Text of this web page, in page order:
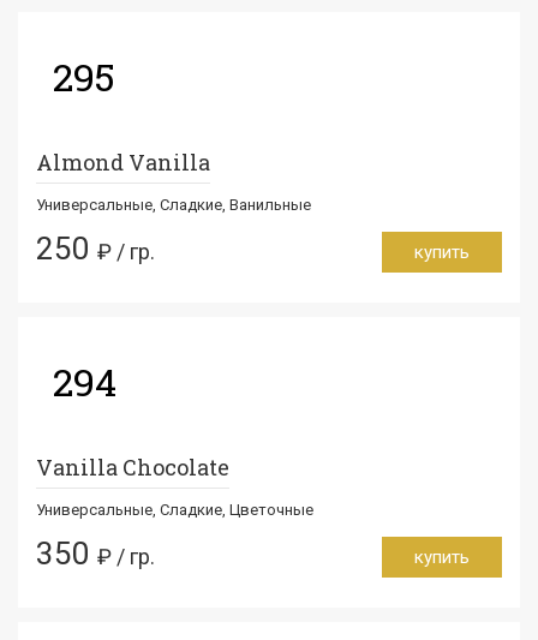
295
Almond Vanilla
Универсальные, Сладкие, Ванильные
250 ₽ / гр. купить
294
Vanilla Chocolate
Универсальные, Сладкие, Цветочные
350 ₽ / гр. купить